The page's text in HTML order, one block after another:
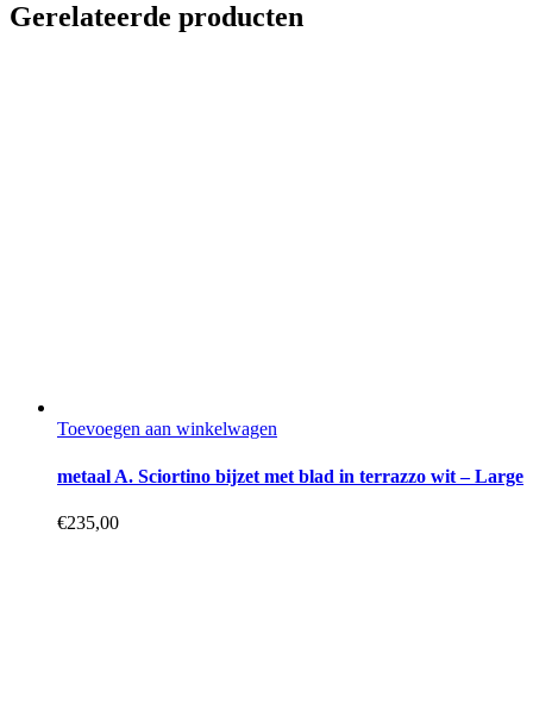
Gerelateerde producten
Toevoegen aan winkelwagen
metaal A. Sciortino bijzet met blad in terrazzo wit – Large
€235,00